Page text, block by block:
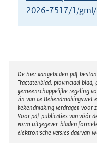
2026-7517/1/
Disclaimer
De hier aangeboden pdf-
Tractatenblad, provinciaal blad,
gemeenschappelijke regeling
zin van de Bekendmakingswet
bekendmaking verdragen voor
Voor pdf-publicaties van vóór
vorm uitgegeven bladen
elektronische versies daarvan